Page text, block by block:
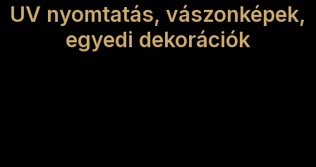
UV nyomtatás, vászonképek,
egyedi dekorációk